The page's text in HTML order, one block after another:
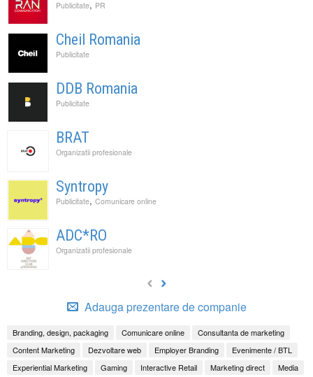
Publicitate, PR
Cheil Romania
Publicitate
DDB Romania
Publicitate
BRAT
Organizatii profesionale
Syntropy
Publicitate, Comunicare online
ADC*RO
Organizatii profesionale
Adauga prezentare de companie
Branding, design, packaging Comunicare online
Consultanta de marketing
Content Marketing
Dezvoltare web Employer Branding
Evenimente / BTL
Experiential Marketing
Gaming Interactive Retail Marketing direct Media